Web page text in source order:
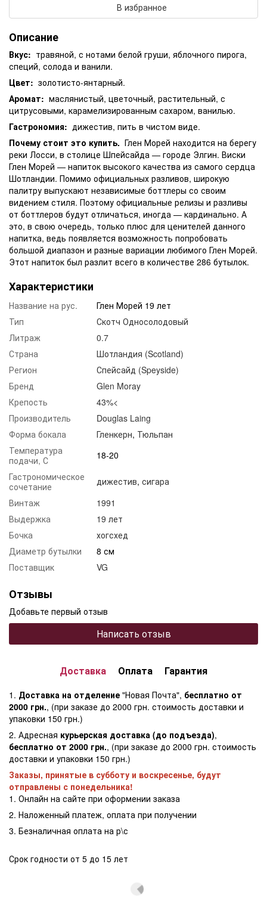
В избранное
Описание
Вкус: травяной, с нотами белой груши, яблочного пирога,
специй, солода и ванили.
Цвет: золотисто-янтарный.
Аромат: маслянистый, цветочный, растительный, с
цитрусовыми, карамелизированным сахаром, ванилью.
Гастрономия: дижестив, пить в чистом виде.
Почему стоит это купить. Глен Морей находится на берегу
реки Лосси, в столице Шпейсайда — городе Элгин. Виски
Глен Морей — напиток высокого качества из самого сердца
Шотландии. Помимо официальных разливов, широкую
палитру выпускают независимые боттлеры со своим
видением стиля. Поэтому официальные релизы и разливы
от боттлеров будут отличаться, иногда — кардинально. А
это, в свою очередь, только плюс для ценителей данного
напитка, ведь появляется возможность попробовать
большой диапазон и разные вариации любимого Глен Морей.
Этот напиток был разлит всего в количестве 286 бутылок.
Характеристики
Название на рус.
Глен Морей 19 лет
Тип
Скотч Односолодовый
Литраж
0.7
Страна
Шотландия (Scotland)
Регион
Спейсайд (Speyside)
Бренд
Glen Moray
Крепость
43%<
Производитель
Douglas Laing
Форма бокала
Гленкерн, Тюльпан
Температура
подачи, С
18-20
Гастрономическое
сочетание
дижестив, сигара
Винтаж
1991
Выдержка
19 лет
Бочка
хогсхед
Диаметр бутылки
8 см
Поставщик
VG
Отзывы
Добавьте первый отзыв
Написать отзыв
Доставка Оплата Гарантия
1. Доставка на отделение "Новая Почта", бесплатно от
2000 грн., (при заказе до 2000 грн. стоимость доставки и
упаковки 150 грн.)
2. Адресная курьерская доставка (до подъезда),
бесплатно от 2000 грн., (при заказе до 2000 грн. стоимость
доставки и упаковки 150 грн.)
Заказы, принятые в субботу и воскресенье, будут
отправлены с понедельника!
1. Онлайн на сайте при оформении заказа
2. Наложенный платеж, оплата при получении
3. Безналичная оплата на р\с
Срок годности от 5 до 15 лет